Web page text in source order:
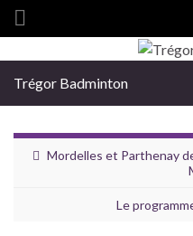
Search for:
Trégor Badminton
Mordelles et Parthenay
Le